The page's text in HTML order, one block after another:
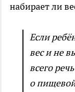
набирает ли
Если
вес и не
всего
о